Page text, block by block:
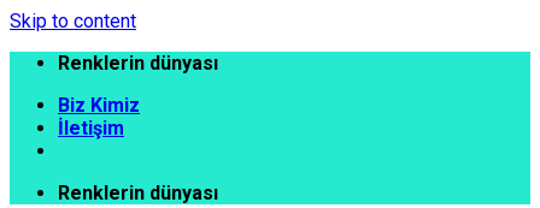
Skip to content
Renklerin dünyası
Biz Kimiz
İletişim
Renklerin dünyası